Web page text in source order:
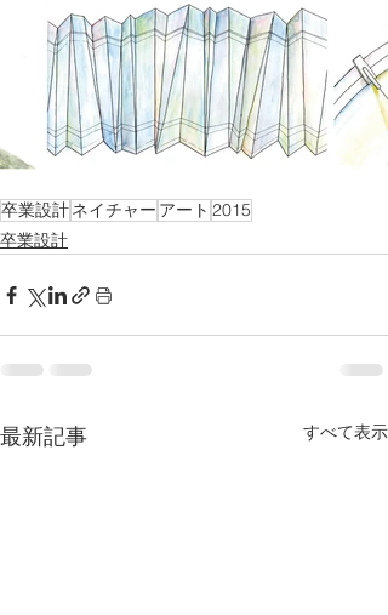
卒業設計ネイチャー アート 2015
卒業設計
最新記事 すべて表示